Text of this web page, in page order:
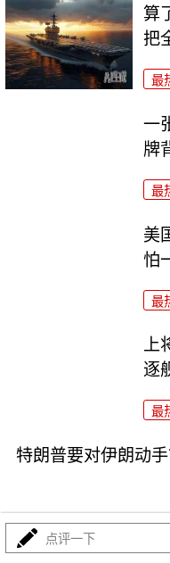
算
把
最
一
牌
最
美
怕
最
上
逐
最
特朗普要对伊朗动
点评一下